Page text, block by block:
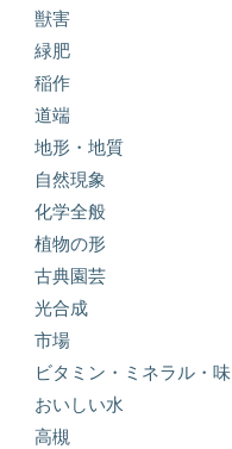
獣害
緑肥
稲作
道端
地形・地質
自然現象
化学全般
植物の形
古典園芸
光合成
市場
ビタミン・ミネラル・味
おいしい水
高槻